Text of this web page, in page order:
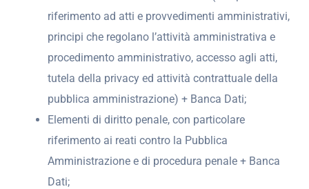
riferimento ad atti e provvedimenti amministrativi,
principi che regolano l’attività amministrativa e
procedimento amministrativo, accesso agli atti,
tutela della privacy ed attività contrattuale della
pubblica amministrazione) + Banca Dati;
Elementi di diritto penale, con particolare
riferimento ai reati contro la Pubblica
Amministrazione e di procedura penale + Banca
Dati;